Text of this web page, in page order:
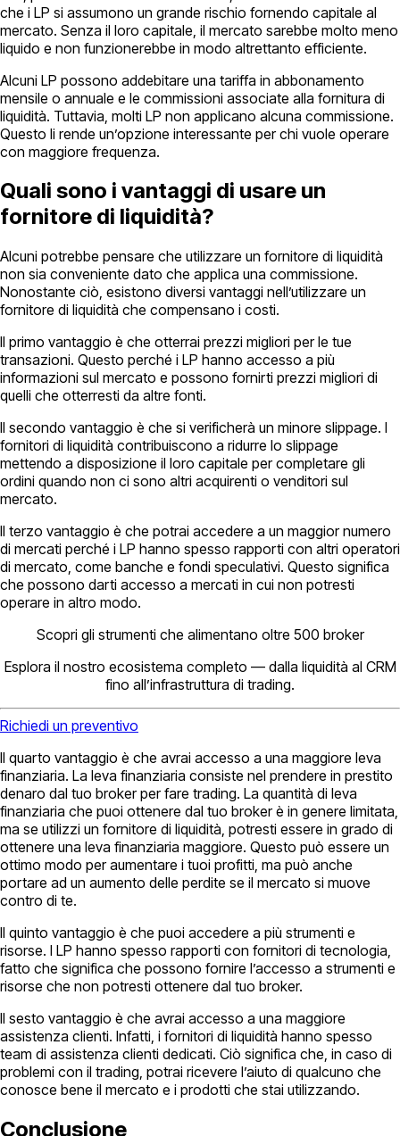
che i LP si assumono un grande rischio fornendo capitale al
mercato. Senza il loro capitale, il mercato sarebbe molto meno
liquido e non funzionerebbe in modo altrettanto efficiente.
Alcuni LP possono addebitare una tariffa in abbonamento
mensile o annuale e le commissioni associate alla fornitura di
liquidità. Tuttavia, molti LP non applicano alcuna commissione.
Questo li rende un’opzione interessante per chi vuole operare
con maggiore frequenza.
Quali sono i vantaggi di usare un
fornitore di liquidità?
Alcuni potrebbe pensare che utilizzare un fornitore di liquidità
non sia conveniente dato che applica una commissione.
Nonostante ciò, esistono diversi vantaggi nell’utilizzare un
fornitore di liquidità che compensano i costi.
Il primo vantaggio è che otterrai prezzi migliori per le tue
transazioni. Questo perché i LP hanno accesso a più
informazioni sul mercato e possono fornirti prezzi migliori di
quelli che otterresti da altre fonti.
Il secondo vantaggio è che si verificherà un minore slippage. I
fornitori di liquidità contribuiscono a ridurre lo slippage
mettendo a disposizione il loro capitale per completare gli
ordini quando non ci sono altri acquirenti o venditori sul
mercato.
Il terzo vantaggio è che potrai accedere a un maggior numero
di mercati perché i LP hanno spesso rapporti con altri operatori
di mercato, come banche e fondi speculativi. Questo significa
che possono darti accesso a mercati in cui non potresti
operare in altro modo.
Scopri gli strumenti che alimentano oltre 500 broker
Esplora il nostro ecosistema completo — dalla liquidità al CRM
fino all’infrastruttura di trading.
Richiedi un preventivo
Il quarto vantaggio è che avrai accesso a una maggiore leva
finanziaria. La leva finanziaria consiste nel prendere in prestito
denaro dal tuo broker per fare trading. La quantità di leva
finanziaria che puoi ottenere dal tuo broker è in genere limitata,
ma se utilizzi un fornitore di liquidità, potresti essere in grado di
ottenere una leva finanziaria maggiore. Questo può essere un
ottimo modo per aumentare i tuoi profitti, ma può anche
portare ad un aumento delle perdite se il mercato si muove
contro di te.
Il quinto vantaggio è che puoi accedere a più strumenti e
risorse. I LP hanno spesso rapporti con fornitori di tecnologia,
fatto che significa che possono fornire l’accesso a strumenti e
risorse che non potresti ottenere dal tuo broker.
Il sesto vantaggio è che avrai accesso a una maggiore
assistenza clienti. Infatti, i fornitori di liquidità hanno spesso
team di assistenza clienti dedicati. Ciò significa che, in caso di
problemi con il trading, potrai ricevere l’aiuto di qualcuno che
conosce bene il mercato e i prodotti che stai utilizzando.
Conclusione